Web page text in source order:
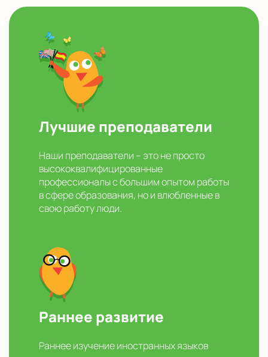
Лучшие преподаватели
Наши преподаватели – это не просто
высококвалифицированные
профессионалы с большим опытом работы
в сфере образования, но и влюбленные в
свою работу люди.
Раннее развитие
Раннее изучение иностранных языков